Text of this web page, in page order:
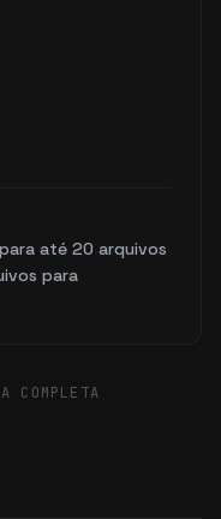
até 20 arquivos
para
COMPLETA